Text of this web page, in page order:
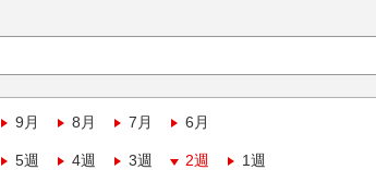
9月 8月 7月 6月
5週 4週 3週 2週 1週